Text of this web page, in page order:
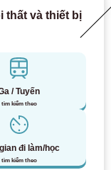
thất và thiết bị
/ Tuyến
tìm kiếm theo
đi làm/học
tìm kiếm theo